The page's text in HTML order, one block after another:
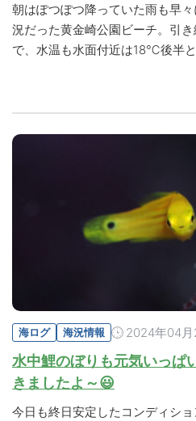
朝はぽつぽつ降っていた雨も早
況だった黄金崎公園ビーチ。引
で、水温も水面付近は18℃後半と
海ログ 海況情報 2024年04月
水中鯉のぼりも元気いっぱ
きましたよ～😃
今日も終日安定したコンディシ